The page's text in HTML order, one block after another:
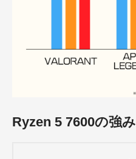
Ryzen 5 7600の強み